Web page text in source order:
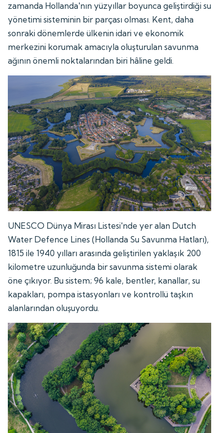
zamanda Hollanda'nın yüzyıllar boyunca geliştirdiği su
yönetimi sisteminin bir parçası olması. Kent, daha
sonraki dönemlerde ülkenin idari ve ekonomik
merkezini korumak amacıyla oluşturulan savunma
ağının önemli noktalarından biri hâline geldi.
UNESCO Dünya Mirası Listesi'nde yer alan Dutch
Water Defence Lines (Hollanda Su Savunma Hatları),
1815 ile 1940 yılları arasında geliştirilen yaklaşık 200
kilometre uzunluğunda bir savunma sistemi olarak
öne çıkıyor. Bu sistem; 96 kale, bentler, kanallar, su
kapakları, pompa istasyonları ve kontrollü taşkın
alanlarından oluşuyordu.